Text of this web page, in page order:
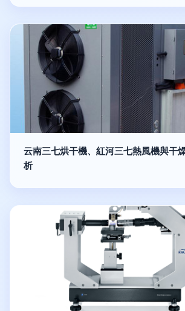
云南三七烘干機、紅河三七熱風機與干
析